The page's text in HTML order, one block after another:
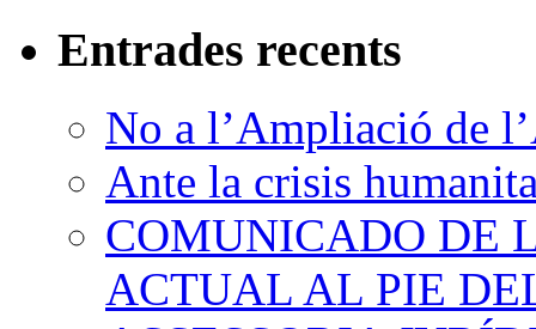
Entrades recents
No a l’Ampliació de
Ante la crisis
COMUNICADO DE
ACTUAL AL PIE